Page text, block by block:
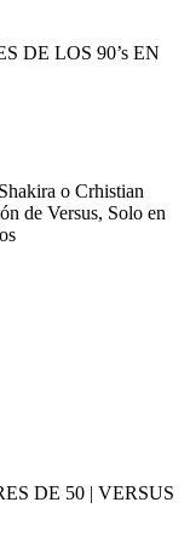
DE LOS 90’s EN
o Crhistian
de Versus, Solo en
DE 50 | VERSUS